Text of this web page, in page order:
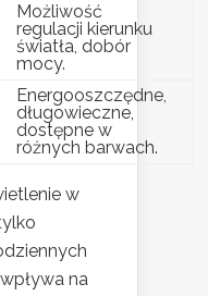
Możliwość
regulacji kierunku
światła, dobór
mocy.
Energooszczędne,
długowieczne,
dostępne w
różnych barwach.
w
na